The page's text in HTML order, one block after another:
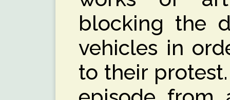
blocking the
vehicles in
to their